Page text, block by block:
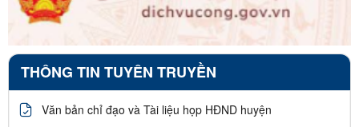
THÔNG TIN TUYÊN TRUYỀN
Văn bản chỉ đạo và Tài liệu họp HĐND huyện